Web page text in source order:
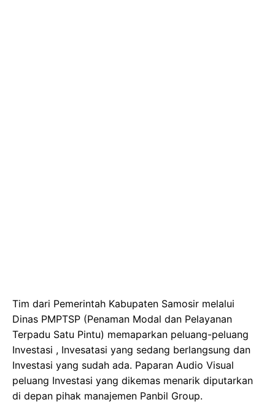
Tim dari Pemerintah Kabupaten Samosir melalui
Dinas PMPTSP (Penaman Modal dan Pelayanan
Terpadu Satu Pintu) memaparkan peluang-peluang
Investasi , Invesatasi yang sedang berlangsung dan
Investasi yang sudah ada. Paparan Audio Visual
peluang Investasi yang dikemas menarik diputarkan
di depan pihak manajemen Panbil Group.